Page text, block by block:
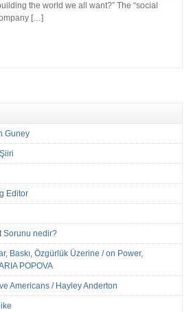
the world we all want?” The “social
[…]
Guney
Editor
Sorunu nedir?
Baskı, Özgürlük Üzerine / on Power,
POPOVA
Americans / Hayley Anderton